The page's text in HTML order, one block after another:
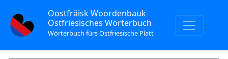
Oostfräisk Woordenbauk
Ostfriesisches Wörterbuch
Wörterbuch fürs Ostfriesische Platt